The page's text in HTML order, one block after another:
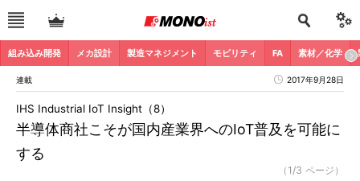
組み込み開発 メカ設計 製造マネジメント モビリティ FA 素材／化学
連載 2017年9月28日
半導体商社こそが国内産業界へのIoT普及を可能に
する
IHS Industrial IoT Insight（8）
（1/3 ページ）